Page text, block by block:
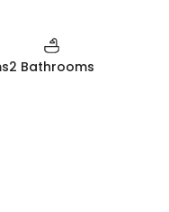
2 Bathrooms